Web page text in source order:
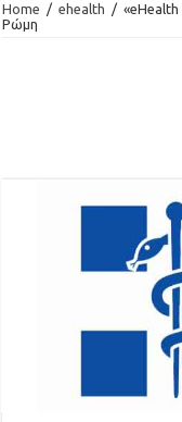
Home / ehealth / «eHealth
Ρώμη